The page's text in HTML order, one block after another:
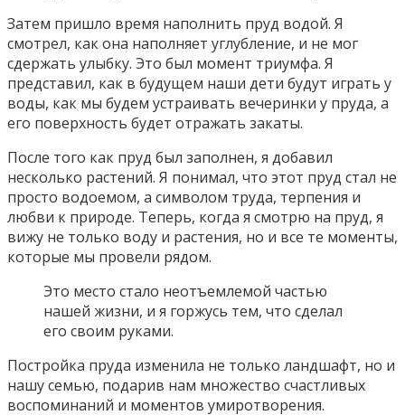
Затем пришло время наполнить пруд водой. Я
смотрел, как она наполняет углубление, и не мог
сдержать улыбку. Это был момент триумфа. Я
представил, как в будущем наши дети будут играть у
воды, как мы будем устраивать вечеринки у пруда, а
его поверхность будет отражать закаты.
После того как пруд был заполнен, я добавил
несколько растений. Я понимал, что этот пруд стал не
просто водоемом, а символом труда, терпения и
любви к природе. Теперь, когда я смотрю на пруд, я
вижу не только воду и растения, но и все те моменты,
которые мы провели рядом.
Это место стало неотъемлемой частью
нашей жизни, и я горжусь тем, что сделал
его своим руками.
Постройка пруда изменила не только ландшафт, но и
нашу семью, подарив нам множество счастливых
воспоминаний и моментов умиротворения.